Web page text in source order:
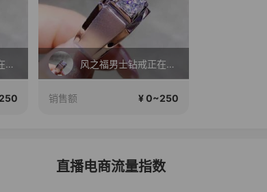
风之福男士钻戒正在直播 风之福男士钻戒正在直播
销售额 ¥ 0~250
直播电商流量指数